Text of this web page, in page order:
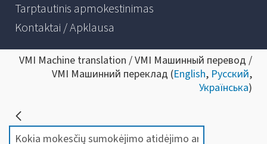
Tarptautinis apmokestinimas
Kontaktai / Apklausa
VMI Machine translation / VMI Машинный перевод /
VMI Машинний переклад (English, Русский,
Українська)